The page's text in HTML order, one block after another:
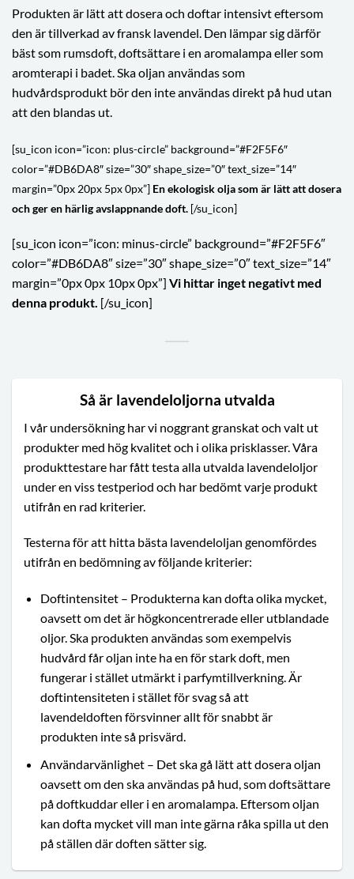
Produkten är lätt att dosera och doftar intensivt eftersom
den är tillverkad av fransk lavendel. Den lämpar sig därför
bäst som rumsdoft, doftsättare i en aromalampa eller som
aromterapi i badet. Ska oljan användas som
hudvårdsprodukt bör den inte användas direkt på hud utan
att den blandas ut.
[su_icon icon=”icon: plus-circle” background=”#F2F5F6″
color=”#DB6DA8″ size=”30″ shape_size=”0″ text_size=”14″
margin=”0px 20px 5px 0px”]En ekologisk olja som är lätt att dosera
och ger en härlig avslappnande doft. [/su_icon]
[su_icon icon=”icon: minus-circle” background=”#F2F5F6″
color=”#DB6DA8″ size=”30″ shape_size=”0″ text_size=”14″
margin=”0px 0px 10px 0px”] Vi hittar inget negativt med
denna produkt. [/su_icon]
Så är lavendeloljorna utvalda
I vår undersökning har vi noggrant granskat och valt ut
produkter med hög kvalitet och i olika prisklasser. Våra
produkttestare har fått testa alla utvalda lavendeloljor
under en viss testperiod och har bedömt varje produkt
utifrån en rad kriterier.
Testerna för att hitta bästa lavendeloljan genomfördes
utifrån en bedömning av följande kriterier:
Doftintensitet – Produkterna kan dofta olika mycket,
oavsett om det är högkoncentrerade eller utblandade
oljor. Ska produkten användas som exempelvis
hudvård får oljan inte ha en för stark doft, men
fungerar i stället utmärkt i parfymtillverkning. Är
doftintensiteten i stället för svag så att
lavendeldoften försvinner allt för snabbt är
produkten inte så prisvärd.
Användarvänlighet – Det ska gå lätt att dosera oljan
oavsett om den ska användas på hud, som doftsättare
på doftkuddar eller i en aromalampa. Eftersom oljan
kan dofta mycket vill man inte gärna råka spilla ut den
på ställen där doften sätter sig.